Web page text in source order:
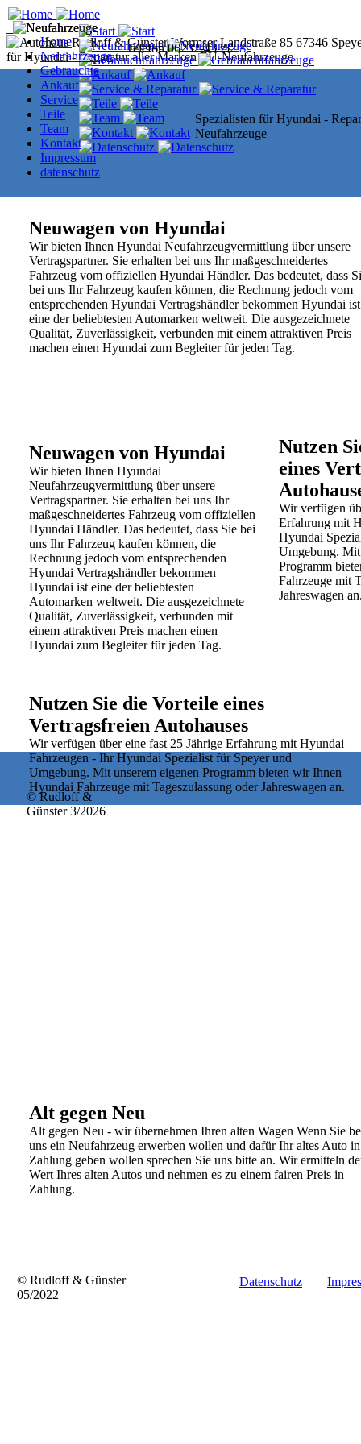
© Rudloff &
Günster 3/2026
Neuwagen von Hyundai
Wir bieten Ihnen Hyundai
Neufahrzeugvermittlung über unsere
Vertragspartner. Sie erhalten bei uns Ihr
maßgeschneidertes Fahrzeug vom offiziellen
Hyundai Händler. Das bedeutet, dass Sie bei
uns Ihr Fahrzeug kaufen können, die
Rechnung jedoch vom entsprechenden
Hyundai Vertragshändlerbekommen
Hyundai ist eine der beliebtesten
Automarken weltweit. Die ausgezeichnete
Qualität, Zuverlässigkeit, verbunden mit
einem attraktiven Preis machen einen
Hyundai zum Begleiter für jeden Tag.
Nutzen
eines
Wir verfügen
Erfahrung mit
Hyundai
Umgebung. Mit
Programm
Fahrzeuge mit
Jahreswagen
© Rudloff & Günster
05/2022
Neuwagen von Hyundai
Wir bieten Ihnen Hyundai Neufahrzeugvermittlung über unsere
Vertragspartner. Sie erhalten bei uns Ihr maßgeschneidertes
Fahrzeug vom offiziellen Hyundai Händler. Das bedeutet, dass
bei uns Ihr Fahrzeug kaufen können, die Rechnung jedoch vom
entsprechenden Hyundai Vertragshändler bekommen Hyundai ist
eine der beliebtesten Automarken weltweit. Die ausgezeichnete
Qualität, Zuverlässigkeit, verbunden mit einem attraktiven Preis
machen einen Hyundai zum Begleiter für jeden Tag.
Nutzen Sie die Vorteile eines
Vertragsfreien Autohauses
Wir verfügen über eine fast 25 Jährige Erfahrung mit Hyundai
Fahrzeugen - Ihr Hyundai Spezialist für Speyer und
Umgebung. Mit unserem eigenen Programm bieten wir Ihnen
Hyundai Fahrzeuge mit Tageszulassung oder Jahreswagen an.
Alt gegen Neu
Alt gegen Neu - wir übernehmen Ihren alten Wagen Wenn Sie
uns ein Neufahrzeug erwerben wollen und dafür Ihraltes Auto in
Zahlung geben wollen sprechen Sie uns bitte an. Wirermitteln
Wert Ihres alten Autos und nehmen es zu einem fairen Preis in
Zahlung.
Spezialisten für Hyundai -
Neufahrzeuge
Telefon06232-43352
Datenschutz
Home
Neufahrzeuge
Gebrauchte
Ankauf
Service
Teile
Team
Kontakt
Impressum
datenschutz